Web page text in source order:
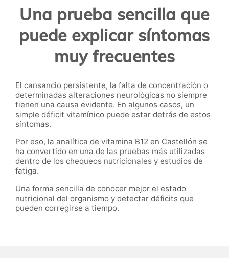
Una prueba sencilla que
puede explicar síntomas
muy frecuentes
El cansancio persistente, la falta de concentración o
determinadas alteraciones neurológicas no siempre
tienen una causa evidente. En algunos casos, un
simple déficit vitamínico puede estar detrás de estos
síntomas.
Por eso, la analítica de vitamina B12 en Castellón se
ha convertido en una de las pruebas más utilizadas
dentro de los chequeos nutricionales y estudios de
fatiga.
Una forma sencilla de conocer mejor el estado
nutricional del organismo y detectar déficits que
pueden corregirse a tiempo.